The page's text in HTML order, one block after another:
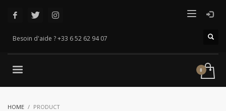
Besoin d'aide ? +33 6 52 62 94 07
HOME PRODUCT